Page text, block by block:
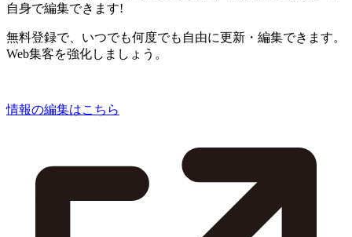
自身で編集できます!
無料登録で、いつでも何度でも自由に更新・編集できます。
Web集客を強化しましょう。
情報の編集はこちら